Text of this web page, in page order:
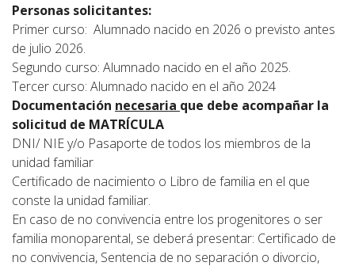
Personas solicitantes:
Primer curso: Alumnado nacido en 2026 o previsto antes
de julio 2026.
Segundo curso: Alumnado nacido en el año 2025.
Tercer curso: Alumnado nacido en el año 2024
Documentación necesaria que debe acompañar la
solicitud de MATRÍCULA
DNI/ NIE y/o Pasaporte de todos los miembros de la
unidad familiar
Certificado de nacimiento o Libro de familia en el que
conste la unidad familiar.
En caso de no convivencia entre los progenitores o ser
familia monoparental, se deberá presentar: Certificado de
no convivencia, Sentencia de no separación o divorcio,